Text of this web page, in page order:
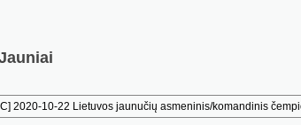
2020-10-22 Lietuvos jaunučių asmeninis/komandinis